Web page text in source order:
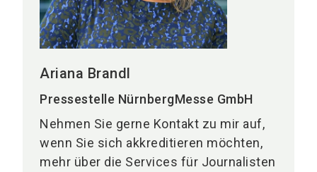
Ariana Brandl
Pressestelle NürnbergMesse GmbH
Nehmen Sie gerne Kontakt zu mir auf,
wenn Sie sich akkreditieren möchten,
mehr über die Services für Journalisten